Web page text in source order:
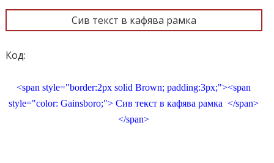
Сив текст в кафява рамка
Код:
<span style="border:2px solid Brown; padding:3px;"><span
style="color: Gainsboro;"> Сив текст в кафява рамка </span>
</span>